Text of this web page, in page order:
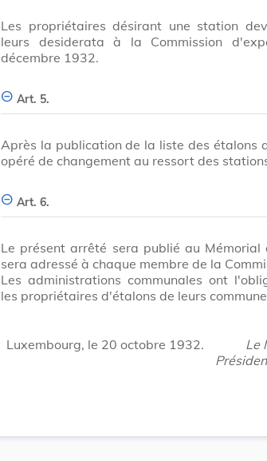
Les propriétaires désirant une station
leurs desiderata à la Commission
décembre 1932.
Art. 5.
Après la publication de la liste des étalons
opéré de changement au ressort des
Art. 6.
Le présent arrêté sera publié au Mémorial
sera adressé à chaque membre de la
Les administrations communales ont
les propriétaires d'étalons de leurs
Luxembourg, le 20 octobre 1932.
Le